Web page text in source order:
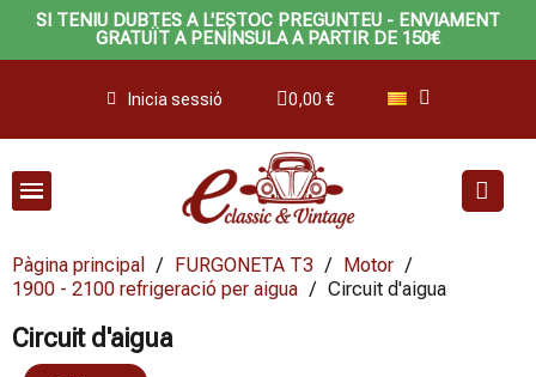
SI TENIU DUBTES A L'ESTOC PREGUNTEU - ENVIAMENT
GRATUÏT A PENÍNSULA A PARTIR DE 150€
Inicia sessió 0,00 €
Pàgina principal FURGONETA T3
Motor
1900 - 2100 refrigeració per aigua
Circuit d'aigua
Circuit d'aigua